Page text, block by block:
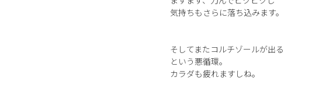
気持ちもさらに落ち込みます。
そしてまたコルチゾールが出る
という悪循環。
カラダも疲れますしね。